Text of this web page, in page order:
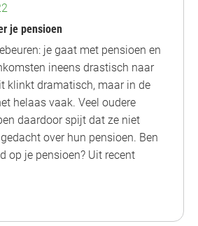
je pensioen
je gaat met pensioen en
ineens drastisch naar
klinkt dramatisch, maar in de
helaas vaak. Veel oudere
daardoor spijt dat ze niet
over hun pensioen. Ben
op je pensioen? Uit recent